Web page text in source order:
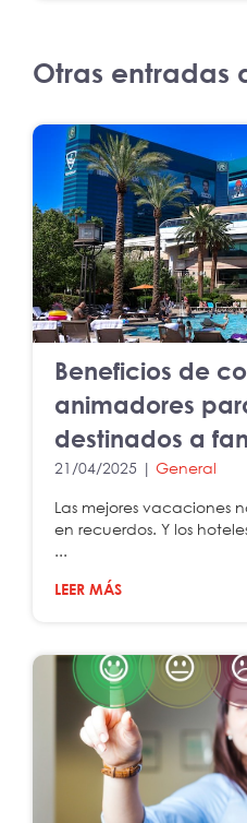
Otras entradas
Beneficios de
animadores
destinados a
21/04/2025 | General
Las mejores vacaciones
en recuerdos. Y los
...
LEER MÁS